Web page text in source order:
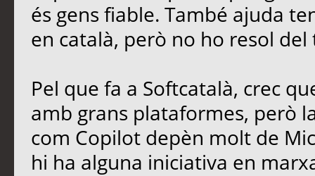
és gens fiable. També ajuda
en català, però no ho resol del
Pel que fa a Softcatalà, crec
amb grans plataformes, però
com Copilot depèn molt de
hi ha alguna iniciativa en